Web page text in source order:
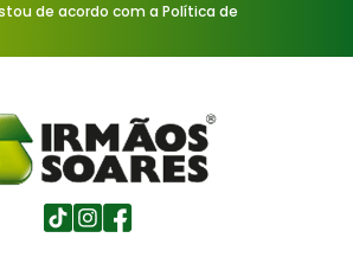
de acordo com a Política de